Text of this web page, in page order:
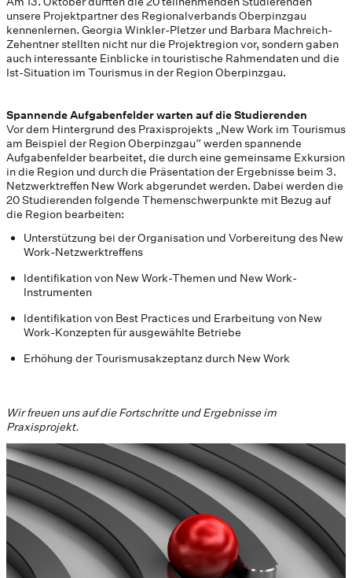
unsere Projektpartner des Regionalverbands Oberpinzgau
kennenlernen. Georgia Winkler-Pletzer und Barbara Machreich-
Zehentner stellten nicht nur die Projektregion vor, sondern gaben
auch interessante Einblicke in touristische Rahmendaten und die
Ist-Situation im Tourismus in der Region Oberpinzgau.
Spannende Aufgabenfelder warten auf die Studierenden
Vor dem Hintergrund des Praxisprojekts „New Work im Tourismus
am Beispiel der Region Oberpinzgau“ werden spannende
Aufgabenfelder bearbeitet, die durch eine gemeinsame Exkursion
in die Region und durch die Präsentation der Ergebnisse beim 3.
Netzwerktreffen New Work abgerundet werden. Dabei werden die
20 Studierenden folgende Themenschwerpunkte mit Bezug auf
die Region bearbeiten:
Unterstützung bei der Organisation und Vorbereitung des New
Work-Netzwerktreffens
Identifikation von New Work-Themen und New Work-
Instrumenten
Identifikation von Best Practices und Erarbeitung von New
Work-Konzepten für ausgewählte Betriebe
Erhöhung der Tourismusakzeptanz durch New Work
Wir freuen uns auf die Fortschritte und Ergebnisse im
Praxisprojekt.